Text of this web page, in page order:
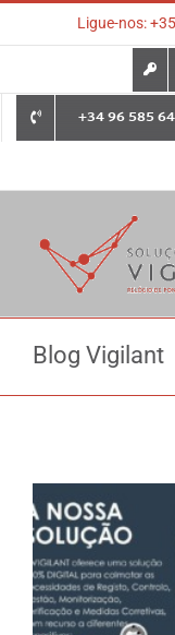
Ligue-nos:
+34 96 585
Blog Vigilant